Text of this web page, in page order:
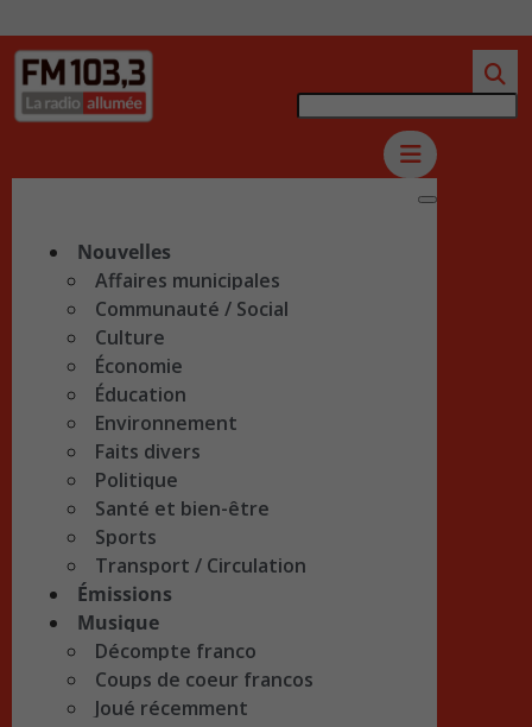
Nouvelles
Affaires municipales
Communauté / Social
Culture
Économie
Éducation
Environnement
Faits divers
Politique
Santé et bien-être
Sports
Transport / Circulation
Émissions
Musique
Décompte franco
Coups de coeur francos
Joué récemment